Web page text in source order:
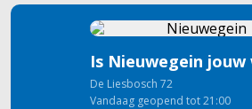
Is Nieuwegein jouw
De Liesbosch 72
Vandaag geopend tot 21:00